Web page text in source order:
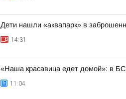
Дети нашли «аквапарк» в
14:31
«Наша красавица едет домой»: в
11:04